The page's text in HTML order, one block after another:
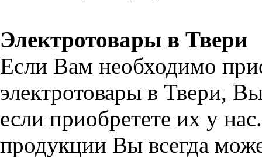
Электротовары в Твери
Если Вам необходимо
электротовары в Твери,
если приобретете их у
продукции Вы всегда